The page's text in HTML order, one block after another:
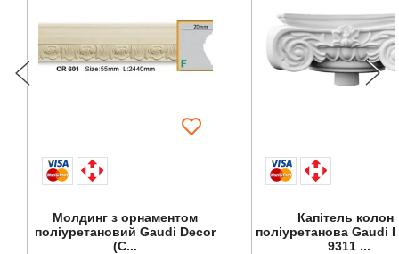
Молдинг з орнаментом
поліуретановий Gaudi Decor
(C...
Капітель
поліуретанова Gaudi
9311 ...